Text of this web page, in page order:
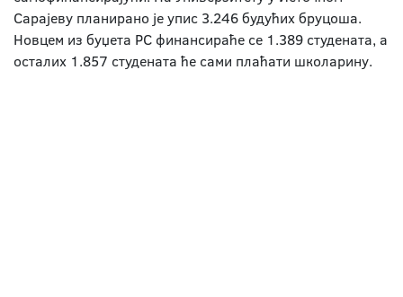
Сарајеву планирано је упис 3.246 будућих бруцоша.
Новцем из буџета РС финансираће се 1.389 студената, а
осталих 1.857 студената ће сами плаћати школарину.